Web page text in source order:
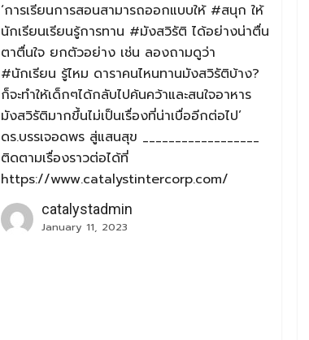
‘การเรียนการสอนสามารถออกแบบให้ #สนุก ให้
นักเรียนเรียนรู้การทาน #มังสวิรัติ ได้อย่างน่าตื่น
ตาตื่นใจ ยกตัวอย่าง เช่น ลองถามดูว่า
#นักเรียน รู้ไหม ดาราคนไหนทานมังสวิรัติบ้าง?
ก็จะทำให้เด็กๆได้กลับไปค้นคว้าและสนใจอาหาร
มังสวิรัติมากขึ้นไม่เป็นเรื่องที่น่าเบื่ออีกต่อไป’
ดร.บรรเจอดพร สู่แสนสุข __________________
ติดตามเรื่องราวต่อได้ที่
https://www.catalystintercorp.com/
catalystadmin
January 11, 2023